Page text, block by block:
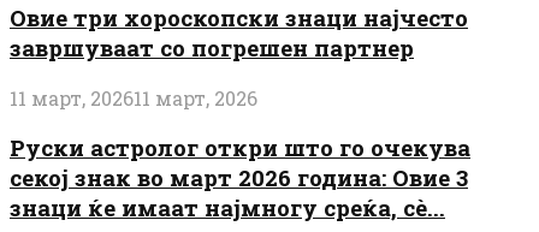
Овие три хороскопски знаци најчесто
завршуваат со погрешен партнер
11 март, 202611 март, 2026
Руски астролог откри што го очекува
секој знак во март 2026 година: Овие 3
знаци ќе имаат најмногу среќа, сè...